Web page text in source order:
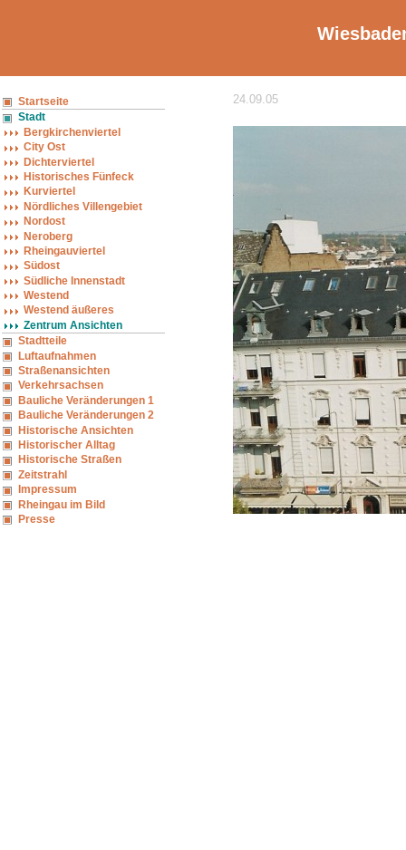
Startseite
Stadt
Bergkirchenviertel
City Ost
Dichterviertel
Historisches Fünfeck
Kurviertel
Nördliches Villengebiet
Nordost
Neroberg
Rheingauviertel
Südost
Südliche Innenstadt
Westend
Westend äußeres
Zentrum Ansichten
Stadtteile
Luftaufnahmen
Straßenansichten
Verkehrsachsen
Bauliche Veränderungen 1
Bauliche Veränderungen 2
Historische Ansichten
Historischer Alltag
Historische Straßen
Zeitstrahl
Impressum
Rheingau im Bild
Presse
24.09.05